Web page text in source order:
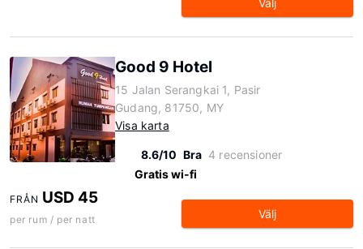
Välj
Good 9 Hotel
15 Jalan Serangkai 1, Pasir
Gudang, 81750, MY
Visa karta
8.6/10 Bra 4 recensioner
Gratis wi-fi
FRÅN USD 45
per rum / per natt Välj